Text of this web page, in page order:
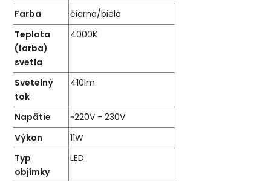
Farba
čierna/biela
Teplota
(farba)
svetla
4000K
Svetelný
tok
410lm
Napätie
~220V - 230V
Výkon
11W
Typ
objímky
LED